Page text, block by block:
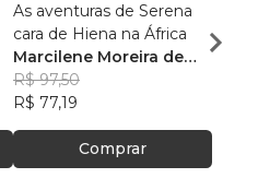
As aventuras de Serena
cara de Hiena na África
Marcilene Moreira de
Barros Gallo
R$ 97,50
R$ 77,19
Comprar
cara